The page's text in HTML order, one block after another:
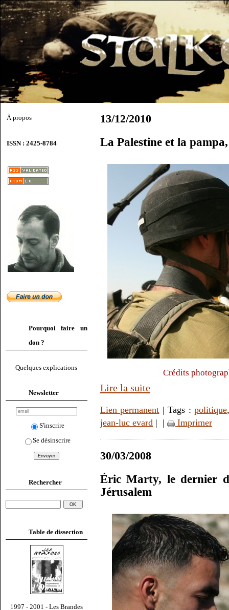
À propos
ISSN : 2425-8784
Pourquoi faire un
don ?
Quelques explications
Newsletter
S'inscrire
Se désinscrire
Rechercher
Table de dissection
1997 - 2001 - Les Brandes
13/12/2010
La Palestine et la
Crédits
Lire la suite
Lien permanent | Tags :politique
jean-luc evard | | Imprimer
30/03/2008
Éric Marty, le dernier
Jérusalem